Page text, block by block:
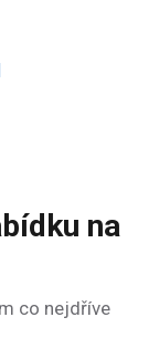
na
co nejdříve